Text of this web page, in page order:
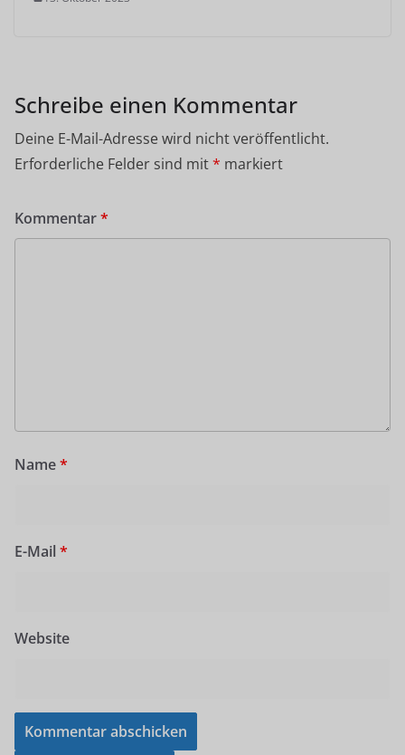
Schreibe einen Kommentar
Deine E-Mail-Adresse wird nicht veröffentlicht.
Erforderliche Felder sind mit* markiert
Kommentar*
Name*
E-Mail *
Website